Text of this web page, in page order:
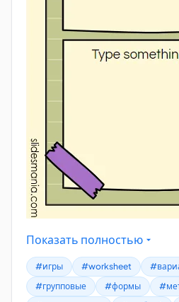
Показать полностью
#игры #worksheet
#групповые
#формы